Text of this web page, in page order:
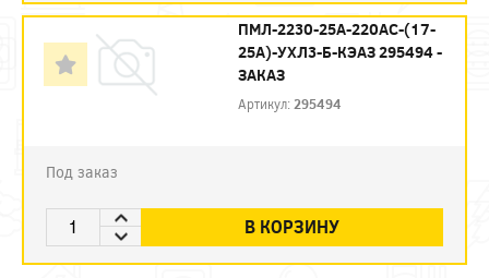
ПМЛ-2230-25А-220AC-(17-
25А)-УХЛ3-Б-КЭАЗ 295494 -
ЗАКАЗ
Артикул: 295494
Под заказ
В КОРЗИНУ